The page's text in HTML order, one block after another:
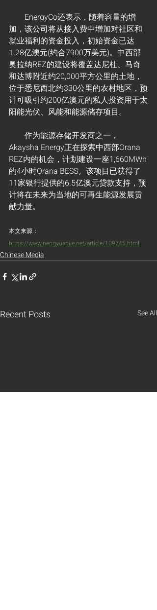
加，该公司将从接入费中增加对社区和
就业福利的资金投入，初始资金已达
1.28亿澳元(约合7900万美元)。中西部
奥拉纳REZ的建设将覆盖达尼杜、马奇
和达博附近约20,000平方公里的土地，
位于悉尼西北约330公里的农村地区，预
计可吸引约200亿澳元的私人投资用于太
阳能光伏、风能和能源储存项目。
Akaysha Energy正在探索中西部Orana
REZ内的机会，计划建设一座1,660MWh
的4小时Orana BESS。该项目已获得了
11家银行提供的6.5亿澳元贷款支持，预
计将在未来为当地的可再生能源发展贡
献力量。
本文来源：
https://www.nengyuanjie.net/article/109745.html
Chinese Media
Recent Posts See All